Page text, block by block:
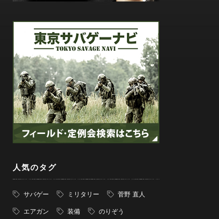
人気のタグ
サバゲー ミリタリー 菅野 直人
エアガン 装備 のりぞう